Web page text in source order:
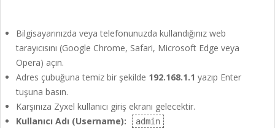
Bilgisayarınızda veya telefonunuzda kullandığınız web
tarayıcısını (Google Chrome, Safari, Microsoft Edge veya
Opera) açın.
Adres çubuğuna temiz bir şekilde 192.168.1.1 yazıp Enter
tuşuna basın.
Karşınıza Zyxel kullanıcı giriş ekranı gelecektir.
Kullanıcı Adı (Username):
admin